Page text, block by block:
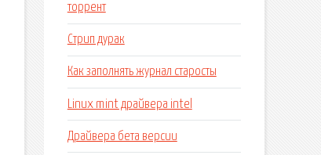
торрент
Стрип дурак
Как заполнять журнал старосты
Linux mint драйвера intel
Драйвера бета версии